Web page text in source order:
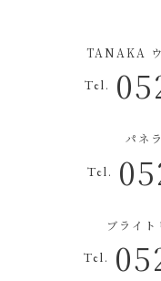
TANAKA ウ
Tel.
パネ
Tel.
ブライ
Tel.